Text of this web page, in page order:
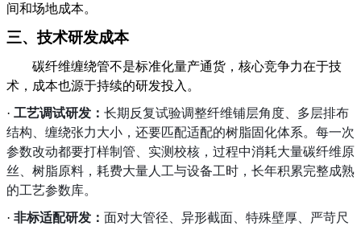
间和场地成本。
三、技术研发成本
碳纤维缠绕管不是标准化量产通货，核心竞争力在于技
术，成本也源于持续的研发投入。
· 工艺调试研发 ： 长期反复试验调整纤维铺层角度、多层排布
结构、缠绕张力大小，还要匹配适配的树脂固化体系。每一次
参数改动都要打样制管、实测校核，过程中消耗大量碳纤维原
丝、树脂原料，耗费大量人工与设备工时，长年积累完整成熟
的工艺参数库。
· 非标适配研发 ： 面对大管径、异形截面、特殊壁厚、严苛尺